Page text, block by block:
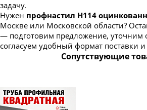
задачу.
Нужен профнастил Н114
Москве или Московской области?
— подготовим предложение, уточним
согласуем удобный формат поставки
Сопутствующие